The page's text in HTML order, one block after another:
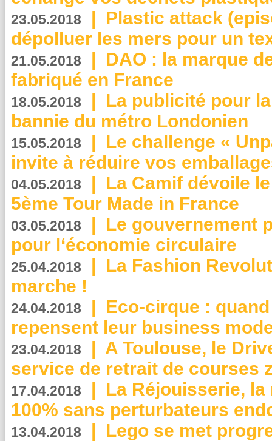
23.05.2018 | Plastic attack
dépolluer les mers pour un
21.05.2018 | DAO : la marque
fabriqué en France
18.05.2018 | La publicité pour
bannie du métro Londonien
15.05.2018 | Le challenge «
invite à réduire vos
04.05.2018 | La Camif dévoile
5ème Tour Made in France
03.05.2018 | Le gouvernement
pour l‘économie circulaire
25.04.2018 | La Fashion
marche !
24.04.2018 | Eco-cirque :
repensent leur business
23.04.2018 | A Toulouse, le
service de retrait de courses
17.04.2018 | La Réjouisserie,
100% sans perturbateurs
13.04.2018 | Lego se met